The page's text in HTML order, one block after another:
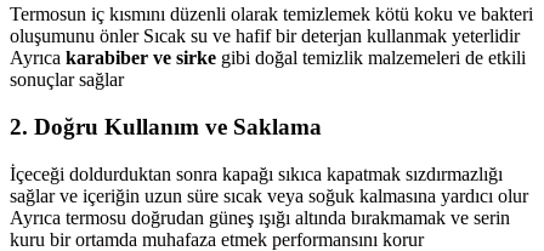
Termosun iç kısmını düzenli olarak temizlemek kötü koku ve bakteri
oluşumunu önler Sıcak su ve hafif bir deterjan kullanmak yeterlidir
Ayrıca karabiber ve sirke gibi doğal temizlik malzemeleri de etkili
sonuçlar sağlar
2. Doğru Kullanım ve Saklama
İçeceği doldurduktan sonra kapağı sıkıca kapatmak sızdırmazlığı
sağlar ve içeriğin uzun süre sıcak veya soğuk kalmasına yardıcı olur
Ayrıca termosu doğrudan güneş ışığı altında bırakmamak ve serin
kuru bir ortamda muhafaza etmek performansını korur